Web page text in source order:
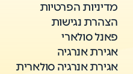
מדיניות הפרטיות
הצהרת נגישות
פאנל סולארי
אגירת אנרגיה
אגירת אנרגיה סולארית